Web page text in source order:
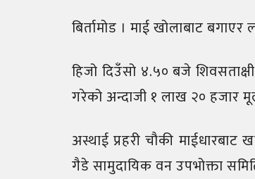
बिर्तामोड । माई खोलाबाट
हिजो दिउँसो ४.५० बजे
गरेको अन्दाजी १ लाख २० हजार
अस्थाई प्रहरी चौकी
गैडे सामुदायिक वन उपभोक्ता